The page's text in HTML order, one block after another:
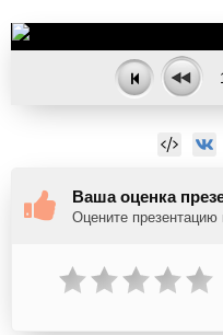
Ваша оценка
Оцените